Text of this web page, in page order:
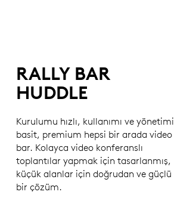
RALLY BAR
HUDDLE
Kurulumu hızlı, kullanımı ve yönetimi
basit, premium hepsi bir arada video
bar. Kolayca video konferanslı
toplantılar yapmak için tasarlanmış,
küçük alanlar için doğrudan ve güçlü
bir çözüm.